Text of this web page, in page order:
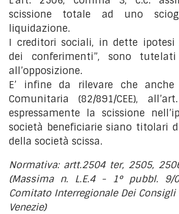
scissione totale ad uno
liquidazione.
I creditori sociali, in dette ipotesi
dei conferimenti”, sono
all’opposizione.
E’ infine da rilevare che
Comunitaria (82/891/CEE),
espressamente la scissione
società beneficiarie siano titolari
della società scissa.
Normativa: artt.2504 ter, 2505,
(Massima n. L.E.4 - 1° pubbl. 9/
Comitato Interregionale Dei
Venezie)